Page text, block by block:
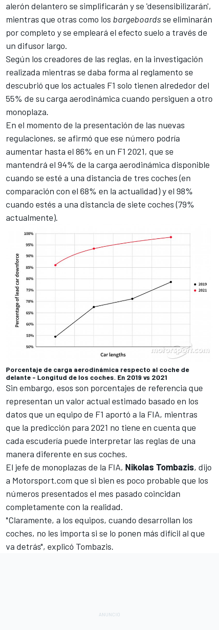
alerón delantero se simplificarán y se 'desensibilizarán',
mientras que otras como los bargeboardsse eliminarán
por completo y se empleará el efecto suelo a través de
un difusor largo.
Según los creadores de las reglas, en la investigación
realizada mientras se daba forma al reglamento se
descubrió que los actuales F1 solo tienen alrededor del
55% de su carga aerodinámica cuando persiguen a otro
monoplaza.
En el momento de la presentación de las nuevas
regulaciones, se afirmó que ese número podría
aumentar hasta el 86% en un F1 2021, que se
mantendrá el 94% de la carga aerodinámica disponible
cuando se esté a una distancia de tres coches (en
comparación con el 68% en la actualidad) y el 98%
cuando estés a una distancia de siete coches (79%
actualmente).
Porcentaje de carga aerodinámica respecto al coche de
delante - Longitud de los coches. En 2019 vs 2021
Sin embargo, esos son porcentajes de referencia que
representan un valor actual estimado basado en los
datos que un equipo de F1 aportó a la FIA, mientras
que la predicción para 2021 no tiene en cuenta que
cada escudería puede interpretar las reglas de una
manera diferente en sus coches.
El jefe de monoplazas de la FIA, Nikolas Tombazis, dijo
a Motorsport.com que si bien es poco probable que los
números presentados el mes pasado coincidan
completamente con la realidad.
"Claramente, a los equipos, cuando desarrollan los
coches, no les importa si se lo ponen más difícil al que
va detrás", explicó Tombazis.